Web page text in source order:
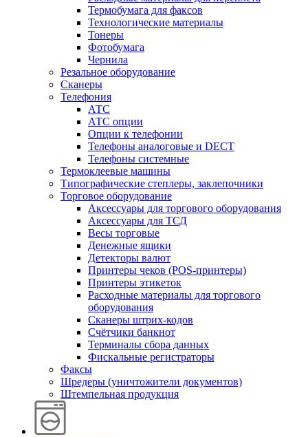
Термобумага для факсов
Технологические материалы
Тонеры
Фотобумага
Чернила
Резальное оборудование
Сканеры
Телефония
АТС
АТС опции
Опции к телефонии
Телефоны аналоговые и DECT
Телефоны системные
Термоклеевые машины
Типографические степлеры, заклепочники
Торговое оборудование
Аксессуары для торгового оборудования
Аксессуары для ТСД
Весы торговые
Денежные ящики
Детекторы валют
Принтеры чеков (POS-принтеры)
Принтеры этикеток
Расходные материалы для торгового
оборудования
Сканеры штрих-кодов
Счётчики банкнот
Терминалы сбора данных
Фискальные регистраторы
Факсы
Шредеры (уничтожители документов)
Штемпельная продукция